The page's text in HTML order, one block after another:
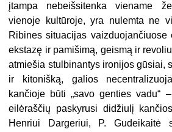
įtampa nebeišsitenka viename
vienoje kultūroje, yra nulemta ne
Ribines situacijas vaizduojančiuose
ekstazę ir pamišimą, geismą ir
atmiešia stulbinantys ironijos gūsiai,
ir kitonišką, galios
kančioje būti „savo genties vadu“
eilėraščių paskyrusi didžiulį
Henriui Dargeriui, P. Gudeikaitė